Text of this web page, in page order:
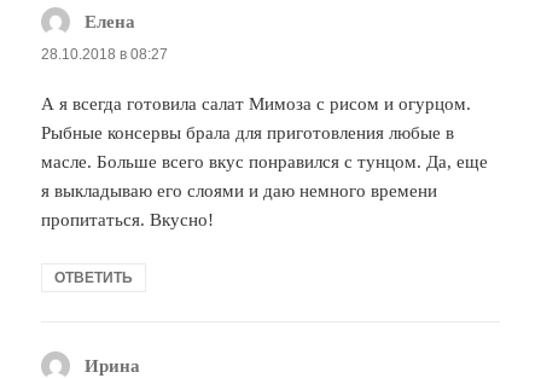
Елена
28.10.2018 в 08:27
А я всегда готовила салат Мимоза с рисом и огурцом.
Рыбные консервы брала для приготовления любые в
масле. Больше всего вкус понравился с тунцом. Да, еще
я выкладываю его слоями и даю немного времени
пропитаться. Вкусно!
ОТВЕТИТЬ
Ирина